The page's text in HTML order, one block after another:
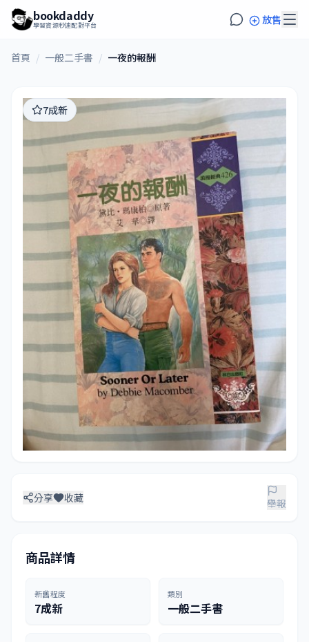
bookdaddy
學習資源秒速配對平台 放售
首頁 / 一般二手書 / 一夜的報酬
7成新
分享 收藏 舉報
商品詳情
新舊程度
7成新
類別
一般二手書